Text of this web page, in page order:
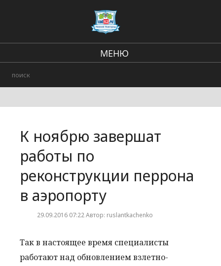
МЕНЮ
Городские события
К ноябрю завершат
работы по
реконструкции перрона
в аэропорту
29.09.2016 07:22 Автор: ruslantkachenko
Так в настоящее время специалисты
работают над обновлением взлетно-